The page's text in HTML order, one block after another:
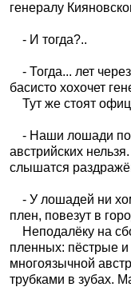
генералу
- И тогда?..
- Тогда... лет
басисто хохочет
Тут же стоят
- Наши лошади
австрийских
слышатся
- У лошадей ни
плен, повезут в
Неподалёку на
пленных: пёстрые
многоязычной
трубками в зубах.